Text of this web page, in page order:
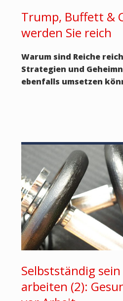
Trump, Buffett &
werden Sie reich
Warum sind Reiche
Strategien und
ebenfalls umsetzen
Selbstständig
arbeiten (2):